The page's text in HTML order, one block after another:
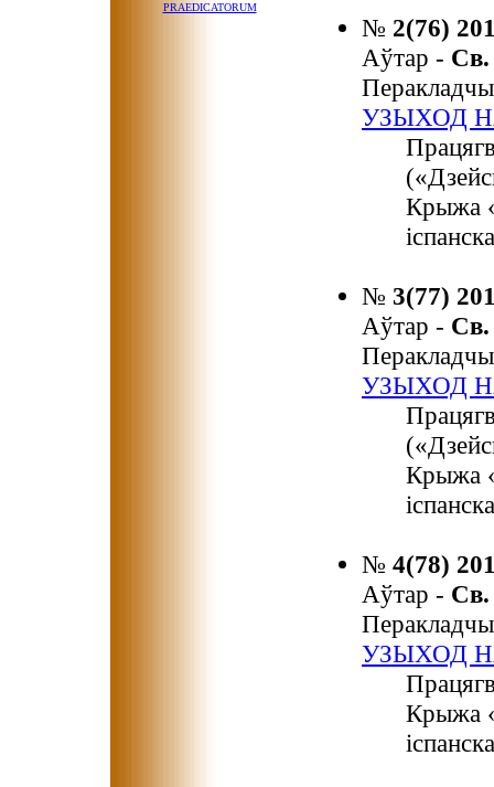
PRAEDICATORUM
№ 2(76)
Аўтар -
УЗЫХОД
Крыжа
№ 3(77)
Аўтар -
УЗЫХОД
Крыжа
№ 4(78)
Аўтар -
УЗЫХОД
Крыжа